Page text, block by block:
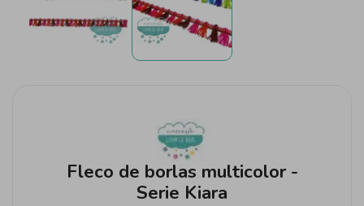
Fleco de borlas multicolor -
Serie Kiara